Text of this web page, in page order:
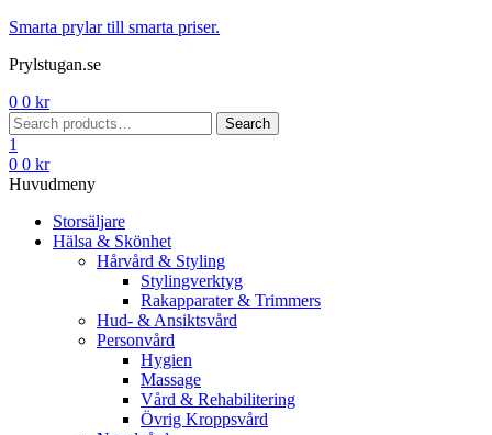
Menu
Smarta prylar till smarta priser.
Prylstugan.se
0 0 kr
Search
for:
Search
1
0 0 kr
Huvudmeny
Storsäljare
Hälsa & Skönhet
Hårvård & Styling
Stylingverktyg
Rakapparater & Trimmers
Hud- & Ansiktsvård
Personvård
Hygien
Massage
Vård & Rehabilitering
Övrig Kroppsvård